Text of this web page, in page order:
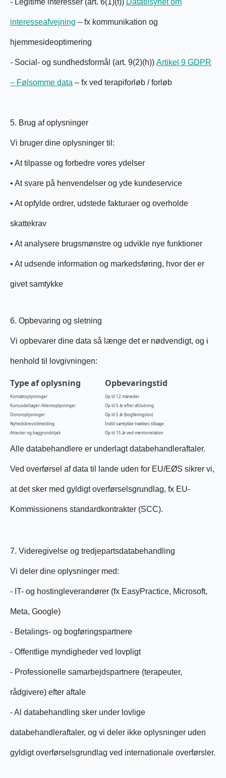
- Legitime interesser (art. 6(1)(f)) Datatilsynet om
interesseafvejning – fx kommunikation og
hjemmesideoptimering
- Social- og sundhedsformål (art. 9(2)(h)) Artikel 9 GDPR
– Følsomme data – fx ved terapiforløb / forløb
5. Brug af oplysninger
Vi bruger dine oplysninger til:
• At tilpasse og forbedre vores ydelser
• At svare på henvendelser og yde kundeservice
• At opfylde ordrer, udstede fakturaer og overholde
skattekrav
• At analysere brugsmønstre og udvikle nye funktioner
• At udsende information og markedsføring, hvor der er
givet samtykke
6. Opbevaring og sletning
Vi opbevarer dine data så længe det er nødvendigt, og i
henhold til lovgivningen:
Type af oplysning Opbevaringstid
Kontaktoplysninger
Kursusdeltager-/klientoplysninger
Donoroplysninger
Nyhedsbrevstilmelding
Attester og baggrundstjek
Op til 12 måneder
Op til 5 år efter afslutning
Op til 5 år (bogføringslov)
Indtil samtykke trækkes tilbage
Op til 15 år ved mentorrelation
Alle databehandlere er underlagt databehandleraftaler.
Ved overførsel af data til lande uden for EU/EØS sikrer vi,
at det sker med gyldigt overførselsgrundlag, fx EU-
Kommissionens standardkontrakter (SCC).
7. Videregivelse og tredjepartsdatabehandling
Vi deler dine oplysninger med:
- IT- og hostingleverandører (fx EasyPractice, Microsoft,
Meta, Google)
- Betalings- og bogføringspartnere
- Offentlige myndigheder ved lovpligt
- Professionelle samarbejdspartnere (terapeuter,
rådgivere) efter aftale
- Al databehandling sker under lovlige
databehandleraftaler, og vi deler ikke oplysninger uden
gyldigt overførselsgrundlag ved internationale overførsler.